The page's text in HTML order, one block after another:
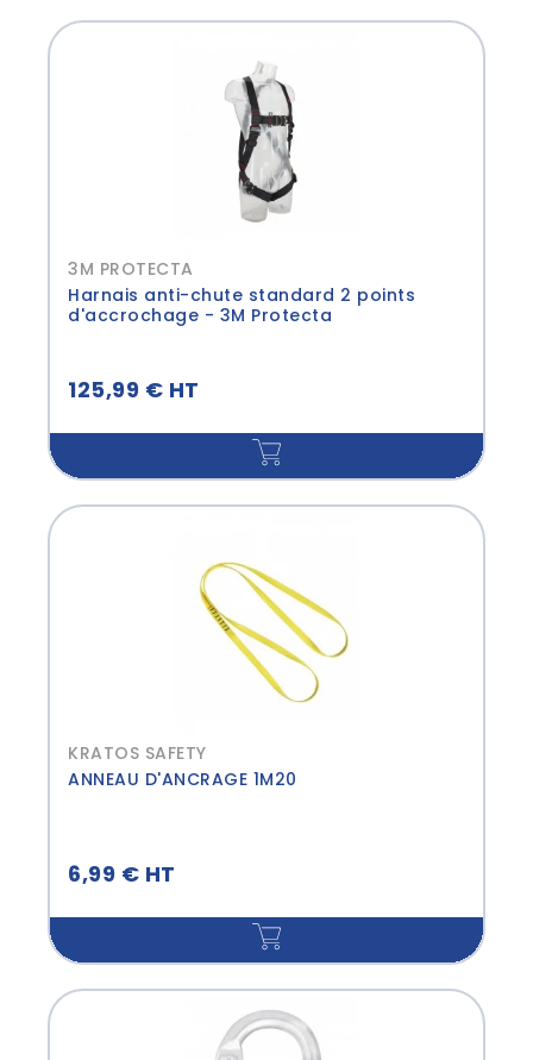
3M PROTECTA
Harnais anti-chute standard 2 points
d'accrochage - 3M Protecta
125,99 € HT
KRATOS SAFETY
ANNEAU D'ANCRAGE 1M20
6,99 € HT